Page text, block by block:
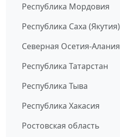
Республика Мордовия
Республика Саха (Якутия)
Северная Осетия-Алания
Республика Татарстан
Республика Тыва
Республика Хакасия
Ростовская область